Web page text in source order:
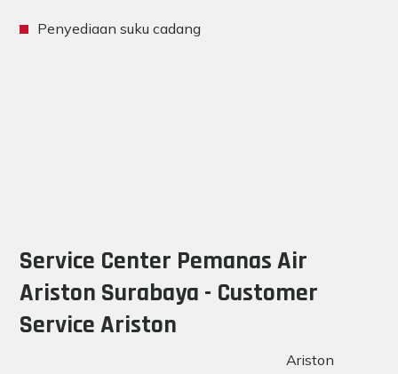
Penyediaan suku cadang
Service Center Pemanas Air
Ariston Surabaya - Customer
Service Ariston
Ariston